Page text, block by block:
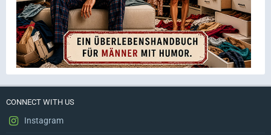
CONNECT WITH US
Instagram